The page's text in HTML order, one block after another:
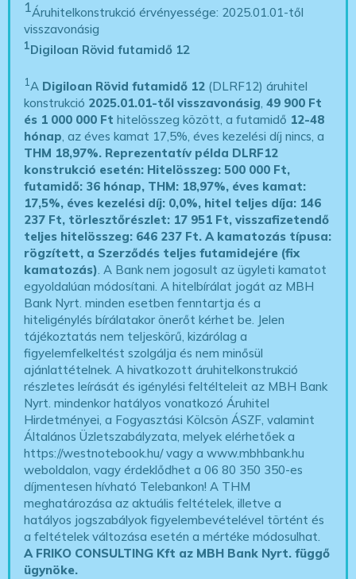
1Áruhitelkonstrukció érvényessége: 2025.01.01-től
visszavonásig
1Digiloan Rövid futamidő 12
1A Digiloan Rövid futamidő 12 (DLRF12) áruhitel
konstrukció 2025.01.01-től visszavonásig,49 900 Ft
és 1 000 000 Ft hitelösszeg között, a futamidő 12-48
hónap, az éves kamat 17,5%, éves kezelési díj nincs, a
THM 18,97%. Reprezentatív példa DLRF12
konstrukció esetén: Hitelösszeg: 500 000 Ft,
futamidő: 36 hónap, THM: 18,97%, éves kamat:
17,5%, éves kezelési díj: 0,0%, hitel teljes díja: 146
237 Ft, törlesztőrészlet: 17 951 Ft, visszafizetendő
teljes hitelösszeg: 646 237 Ft.A kamatozás típusa:
rögzített, a Szerződés teljes futamidejére (fix
kamatozás). A Bank nem jogosult az ügyleti kamatot
egyoldalúan módosítani. A hitelbírálat jogát az MBH
Bank Nyrt. minden esetben fenntartja és a
hiteligénylés bírálatakor önerőt kérhet be. Jelen
tájékoztatás nem teljeskörű, kizárólag a
figyelemfelkeltést szolgálja és nem minősül
ajánlattételnek. A hivatkozott áruhitelkonstrukció
részletes leírását és igénylési feltélteleit az MBH Bank
Nyrt. mindenkor hatályos vonatkozó Áruhitel
Hirdetményei, a Fogyasztási Kölcsön ÁSZF, valamint
Általános Üzletszabályzata, melyek elérhetőek a
https://westnotebook.hu/vagy a www.mbhbank.hu
weboldalon, vagy érdeklődhet a 06 80 350 350-es
díjmentesen hívható Telebankon! A THM
meghatározása az aktuális feltételek, illetve a
hatályos jogszabályok figyelembevételével történt és
a feltételek változása esetén a mértéke módosulhat.
A FRIKO CONSULTING Kft az MBH Bank Nyrt. függő
ügynöke.